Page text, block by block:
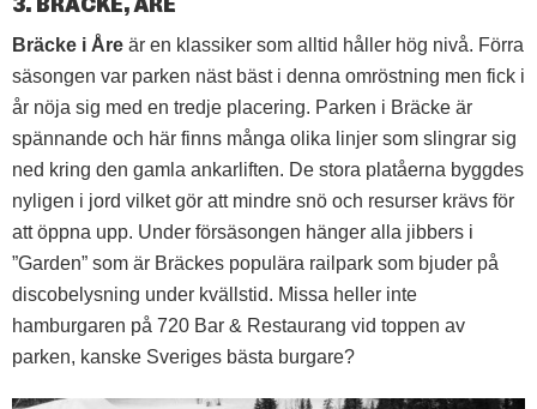
Bräcke i Åre är en klassiker som alltid håller hög nivå. Förra
säsongen var parken näst bäst i denna omröstning men fick i
år nöja sig med en tredje placering. Parken i Bräcke är
spännande och här finns många olika linjer som slingrar sig
ned kring den gamla ankarliften. De stora platåerna byggdes
nyligen i jord vilket gör att mindre snö och resurser krävs för
att öppna upp. Under försäsongen hänger alla jibbers i
”Garden” som är Bräckes populära railpark som bjuder på
discobelysning under kvällstid. Missa heller inte
hamburgaren på 720 Bar & Restaurang vid toppen av
parken, kanske Sveriges bästa burgare?